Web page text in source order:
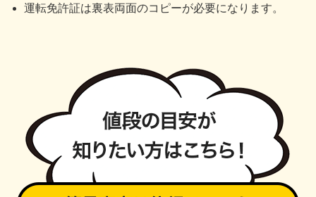
運転免許証は裏表両面のコピーが必要になります。